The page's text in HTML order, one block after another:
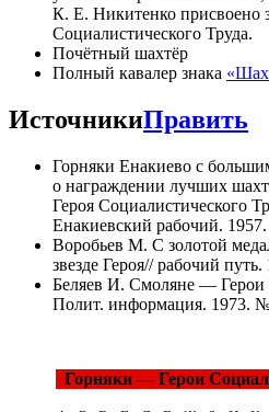
К. Е. Никитенко присвоено
Социалистического Труда.
Почётный шахтёр
Полный кавалер знака
ИсточникиПравить
Горняки Енакиево с
о награждении лучших
Героя Социалистического
Енакиевский рабочий.
Воробьев М. С золотой
звезде Героя// рабочий путь.
Беляев И. Смоляне — Герои
Полит. информация. 1973.
Горняки — Герои